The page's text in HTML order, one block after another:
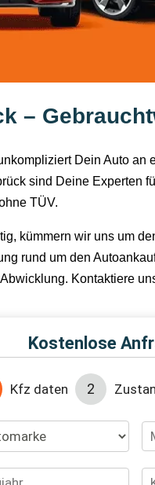
–
Dein Auto an
sind Deine Experten
TÜV.
kümmern wir uns um
rund um den
Kontaktiere